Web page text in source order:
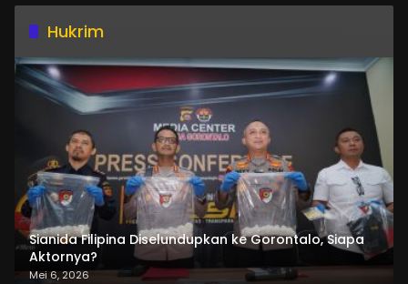
Hukrim
Sianida Filipina Diselundupkan ke Gorontalo, Siapa
Aktornya?
Mei 6, 2026